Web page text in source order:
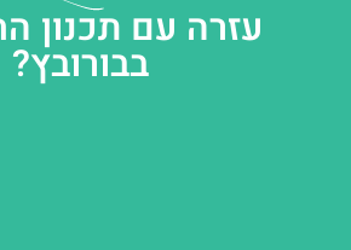
עזרה עם תכנון
בבורובץ?